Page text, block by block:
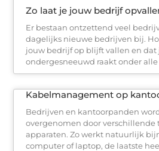
Zo laat je jouw bedrijf
Er bestaan ontzettend veel
dagelijks nieuwe bedrijven bij.
jouw bedrijf op blijft vallen en dat
ondergesneeuwd raakt onder alle
Kabelmanagement op
Bedrijven en kantoorpanden
overgenomen door verschillende
apparaten. Zo werkt natuurlijk
computer of laptop, de laatste